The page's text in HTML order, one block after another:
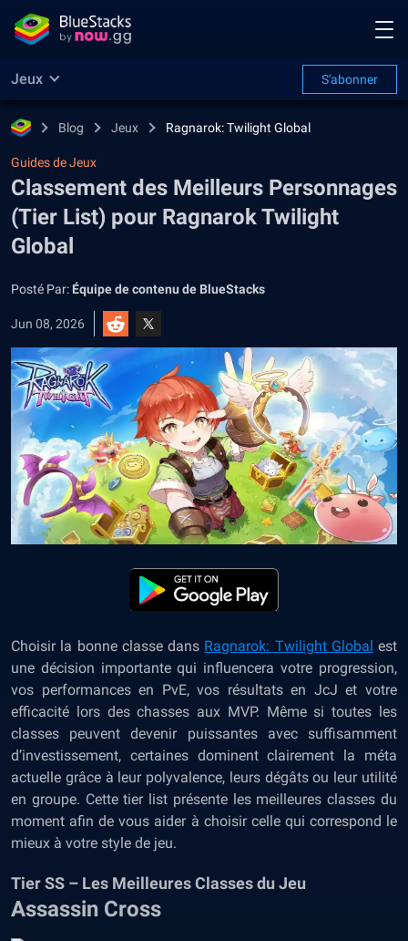
Jeux S'abonner
Blog Jeux Ragnarok: Twilight Global
Guides de Jeux
Classement des Meilleurs Personnages
(Tier List) pour Ragnarok Twilight
Global
Posté Par: Équipe de contenu de BlueStacks
Jun 08, 2026
Choisir la bonne classe dans Ragnarok: Twilight Global est
une décision importante qui influencera votre progression,
vos performances en PvE, vos résultats en JcJ et votre
efficacité lors des chasses aux MVP. Même si toutes les
classes peuvent devenir puissantes avec suffisamment
d’investissement, certaines dominent clairement la méta
actuelle grâce à leur polyvalence, leurs dégâts ou leur utilité
en groupe. Cette tier list présente les meilleures classes du
moment afin de vous aider à choisir celle qui correspond le
mieux à votre style de jeu.
Tier SS – Les Meilleures Classes du Jeu
Assassin Cross